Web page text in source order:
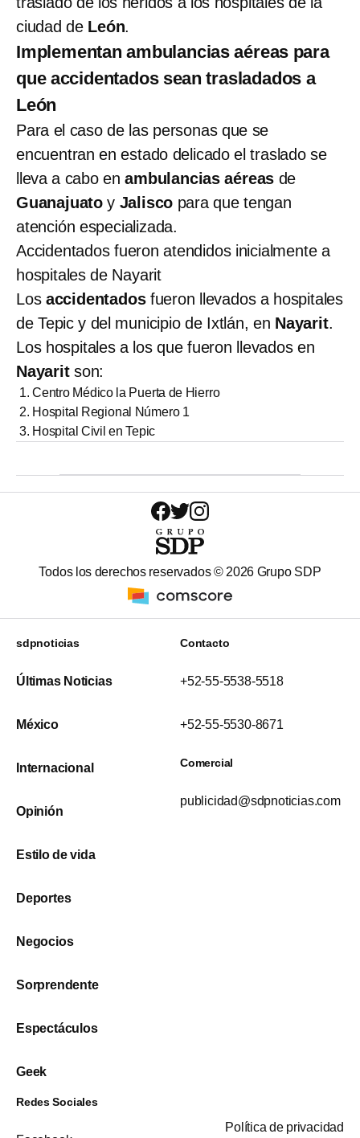
ciudad de León.
Implementan ambulancias aéreas para
que accidentados sean trasladados a
León
Para el caso de las personas que se
encuentran en estado delicado el traslado se
lleva a cabo enambulancias aéreas de
Guanajuatoy Jalisco para que tengan
atención especializada.
Accidentados fueron atendidos inicialmente a
hospitales de Nayarit
Los accidentados fueron llevados a hospitales
de Tepic y del municipio de Ixtlán, en Nayarit.
Los hospitales a los que fueron llevados en
Nayarit son:
Centro Médico la Puerta de Hierro
Hospital Regional Número 1
Hospital Civil en Tepic
Todos los derechos reservados © 2026 Grupo SDP
sdpnoticias
Últimas Noticias
México
Internacional
Opinión
Estilo de vida
Deportes
Negocios
Sorprendente
Espectáculos
Geek
Contacto
+52-55-5538-5518
+52-55-5530-8671
Comercial
publicidad@sdpnoticias.com
Redes Sociales
Política de privacidad